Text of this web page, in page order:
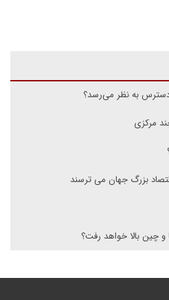
به نظر می‌رسد؟
مرکزی
بزرگ جهان می ترسند
چین بالا خواهد رفت؟